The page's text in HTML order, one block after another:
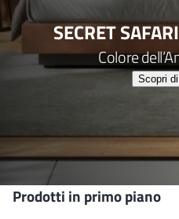
SECRET
Colore
Scopri
Prodotti in primo piano